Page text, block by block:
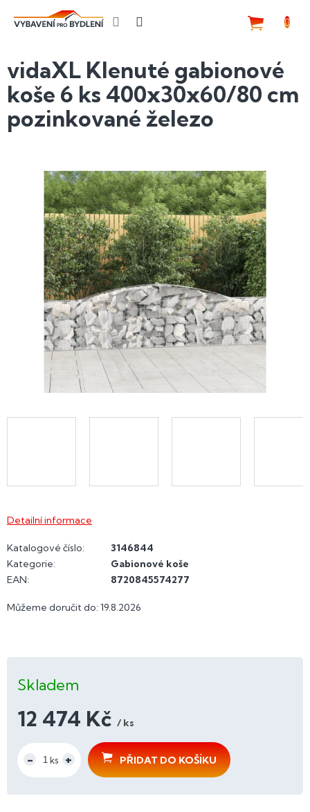
vidaXL Klenuté gabionové
koše 6 ks 400x30x60/80 cm
pozinkované železo
Můžeme doručit do: 19.8.2026
Skladem
12 474 Kč / ks
cena:
PŘIDAT DO KOŠÍKU
Detailní informace
Katalogové číslo:
3146844
Kategorie:
Gabionové koše
EAN: 8720845574277